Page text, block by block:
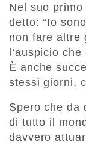
Nel suo primo
detto: “Io
non fare altre
l’auspicio
È anche
stessi giorni,
Spero che da
di tutto il
davvero